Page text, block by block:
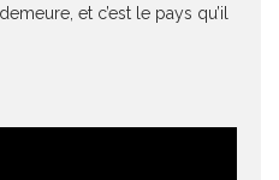
et c’est le pays qu’il